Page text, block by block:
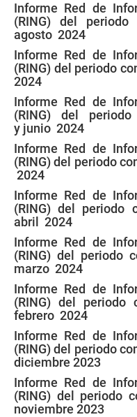
Informe Red de
(RING) del
agosto 2024
Informe Red de
(RING) del periodo
2024
Informe Red de
(RING) del
y junio 2024
Informe Red de
(RING) del periodo
2024
Informe Red de
(RING) del periodo
abril 2024
Informe Red de
(RING) del periodo
marzo 2024
Informe Red de
(RING) del periodo
febrero 2024
Informe Red de
(RING) del periodo
diciembre 2023
Informe Red de
(RING) del periodo
noviembre 2023